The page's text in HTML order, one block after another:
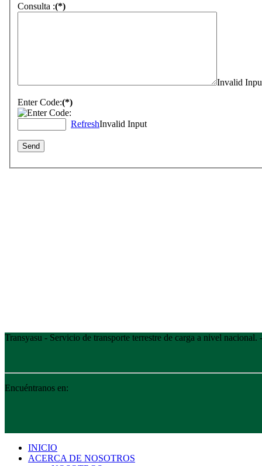
Consulta :(*)
Invalid
Enter Code:(*)
RefreshInvalid Input
Transyasu - Servicio de transporte terrestre de carga a nivel
Encuéntranos en:
INICIO
ACERCA DE NOSOTROS